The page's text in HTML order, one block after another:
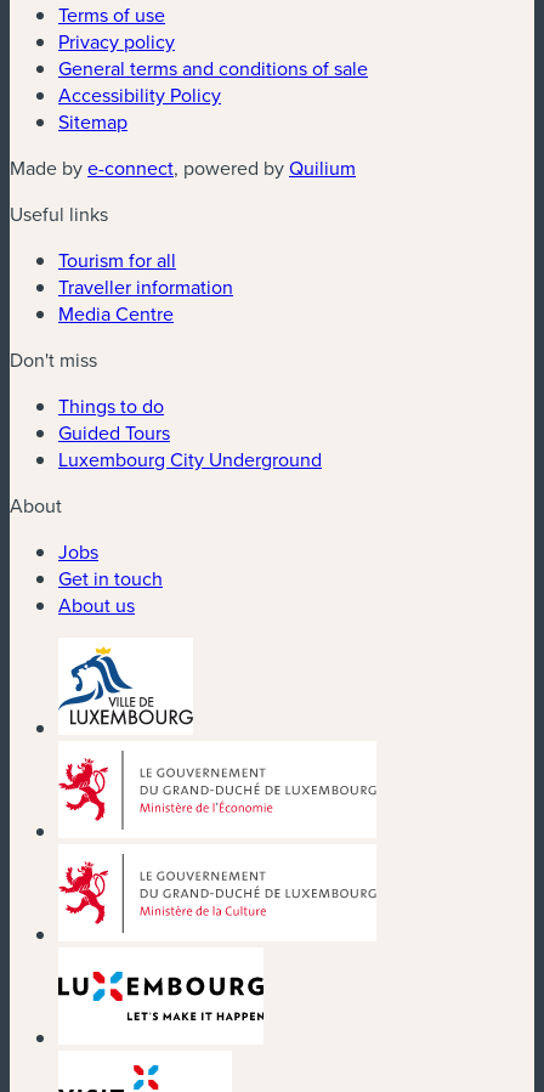
Terms of use
Privacy policy
General terms and conditions of sale
Accessibility Policy
Sitemap
Made bye-connect(new window)
, powered byQuilium
Useful links
Tourism for all
Traveller information
Media Centre
Don't miss
Things to do
Guided Tours
Luxembourg City Underground
About
Jobs
Get in touch
About us